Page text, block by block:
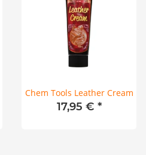
Chem Tools Leather Cream
17,95 € *